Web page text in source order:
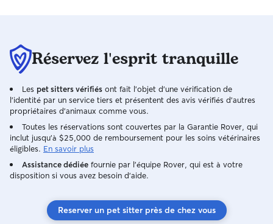
soin de chaque chien comme s'il était le
mien, avec attention, patience et
contacter pour en discuter Je ne travaille
pas actuellement, je suis donc disponible
toute la journée pour m'occuper de
votre chien. Je fais 2 promenades
d'environ 1h par jour (matin et soir). J'ai
un jardin clos. Les chiens sont autorisés
dans la maison (sauf chambre) avec
autorisation du canapé (pour des gros
stérilisée. Ava est très sociable avec les
autres chiens et douce.
Réservez l'esprit tranquille
Les pet sitters vérifiés ont fait l'objet d'une vérification de
l'identité par un service tiers et présentent des avis vérifiés d'autres
propriétaires d'animaux comme vous.
Toutes les réservations sont couvertes par la Garantie Rover, qui
inclut jusqu'à $25,000 de remboursement pour les soins vétérinaires
éligibles. En savoir plus
Assistance dédiée fournie par l'équipe Rover, qui est à votre
disposition si vous avez besoin d'aide.
Reserver un pet sitter près de chez vous